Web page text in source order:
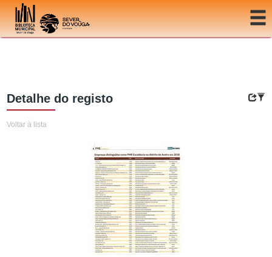
Ir para o conteúdo
Detalhe do registo
Voltar à lista